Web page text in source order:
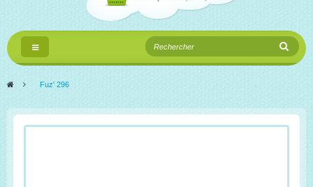
Navigation
bascule
> Fuz' 296